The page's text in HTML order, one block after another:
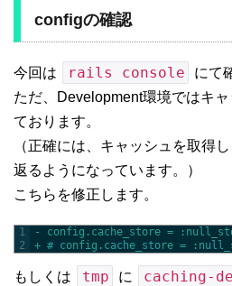
configの確認
今回は rails console
にて
ただ、Development環境ではキ
ております。
（正確には、キャッシュを取得
返るようになっています。）
こちらを修正します。
1
2
- config.cache_store =
+ # config.cache_store =
もしくは tmp に caching-